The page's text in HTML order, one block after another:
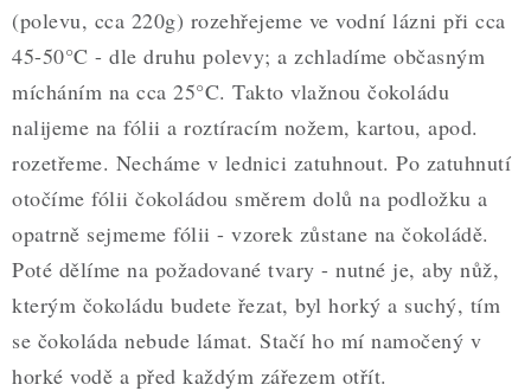
NOVÉ ZBOŽÍ
ZNAČKY
Nepřevzetí zásilky na dobírku
Obchodní podmínky
Hodnocení obchodu
Blog
Moje objednávka
Podmínky ochrany osobních údajů
(polevu, cca 220g) rozehřejeme ve vodní lázni při cca
45-50°C - dle druhu polevy; a zchladíme občasným
mícháním na cca 25°C. Takto vlažnou čokoládu
nalijeme na fólii a roztíracím nožem, kartou, apod.
rozetřeme. Necháme v lednici zatuhnout. Po zatuhnutí
otočíme fólii čokoládou směrem dolů na podložku a
opatrně sejmeme fólii - vzorek zůstane na čokoládě.
Poté dělíme na požadované tvary - nutné je, aby nůž,
kterým čokoládu budete řezat, byl horký a suchý, tím
se čokoláda nebude lámat. Stačí ho mí namočený v
horké vodě a před každým zářezem otřít.